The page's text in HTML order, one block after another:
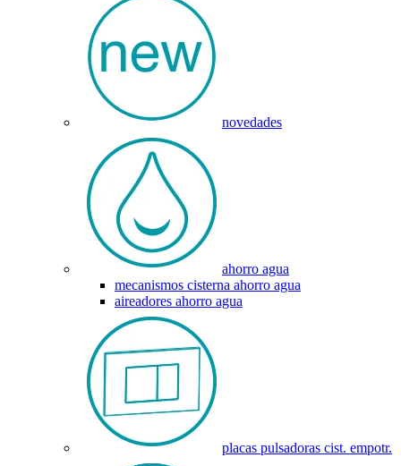
novedades
ahorro agua
mecanismos cisterna ahorro agua
aireadores ahorro agua
placas pulsadoras cist. empotr.